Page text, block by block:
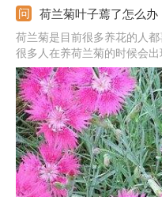
荷兰菊叶子蔫了怎么办
荷兰菊是目前很多养花的人
很多人在养荷兰菊的时候会
很多人就会放弃养殖荷兰菊
的方法，同时也不知道是什
兰菊叶子发焉怎么办？